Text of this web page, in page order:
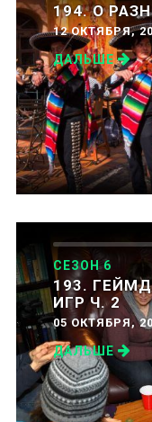
194. О
12 ОКТЯБРЯ,
ДАЛЬШЕ
СЕЗОН 6
193.
ИГР Ч. 2
05 ОКТЯБРЯ,
ДАЛЬШЕ